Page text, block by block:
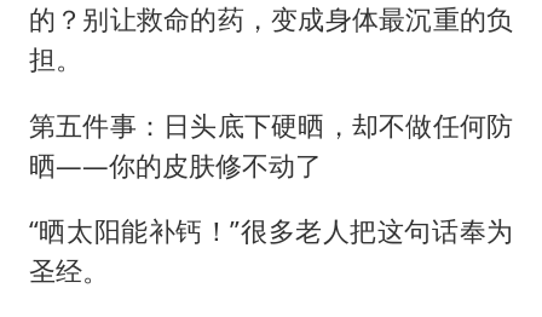
的？别让救命的药，变成身体最沉重的负
担。
第五件事：日头底下硬晒，却不做任何防
晒——你的皮肤修不动了
“晒太阳能补钙！”很多老人把这句话奉为
圣经。